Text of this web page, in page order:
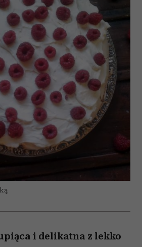
i delikatna z lekko